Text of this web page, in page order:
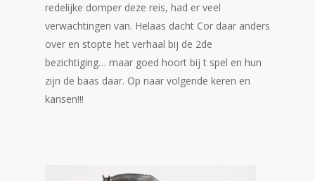
redelijke domper deze reis, had er veel
verwachtingen van. Helaas dacht Cor daar anders
over en stopte het verhaal bij de 2de
bezichtiging… maar goed hoort bij t spel en hun
zijn de baas daar. Op naar volgende keren en
kansen!!!